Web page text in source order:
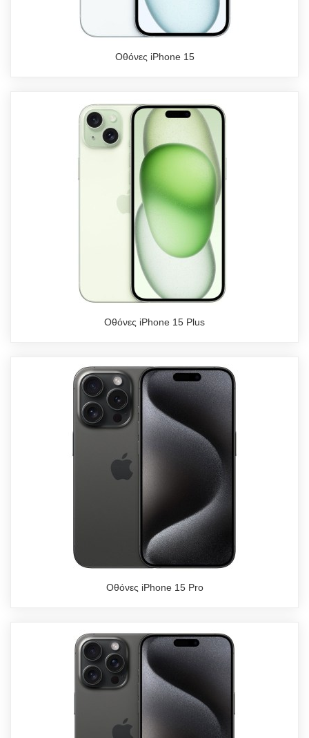
Οθόνες iPhone 15
Οθόνες iPhone 15 Plus
Οθόνες iPhone 15 Pro